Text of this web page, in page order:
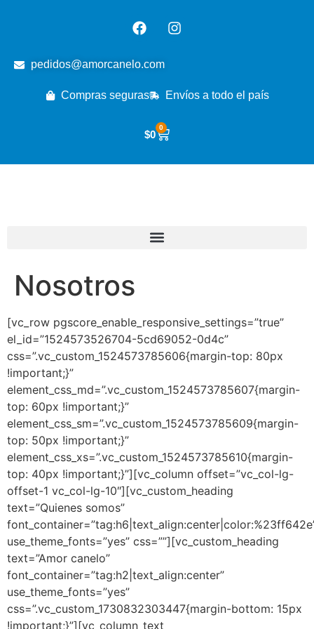
pedidos@amorcanelo.com
Compras seguras Envíos a todo el país
$0
0
Nosotros
[vc_row pgscore_enable_responsive_settings=”true”
el_id=”1524573526704-5cd69052-0d4c”
css=”.vc_custom_1524573785606{margin-top: 80px
!important;}”
element_css_md=”.vc_custom_1524573785607{margin-
top: 60px !important;}”
element_css_sm=”.vc_custom_1524573785609{margin-
top: 50px !important;}”
element_css_xs=”.vc_custom_1524573785610{margin-
top: 40px !important;}”][vc_column offset=”vc_col-lg-
offset-1 vc_col-lg-10″][vc_custom_heading
text=”Quienes somos”
use_theme_fonts=”yes” css=””][vc_custom_heading
text=”Amor canelo”
font_container=”tag:h2|text_align:center”
use_theme_fonts=”yes”
css=”.vc_custom_1730832303447{margin-bottom: 15px
!important;}”][vc_column_text